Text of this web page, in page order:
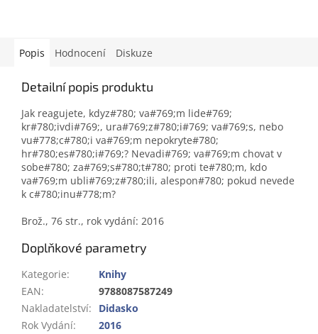
Popis Hodnocení Diskuze
Detailní popis produktu
Jak reagujete, kdyz#780; va#769;m lide#769;
kr#780;ivdi#769;, ura#769;z#780;i#769; va#769;s, nebo
vu#778;c#780;i va#769;m nepokryte#780;
hr#780;es#780;i#769;? Nevadi#769; va#769;m chovat v
sobe#780; za#769;s#780;t#780; proti te#780;m, kdo
va#769;m ubli#769;z#780;ili, alespon#780; pokud nevede
k c#780;inu#778;m?
Brož., 76 str., rok vydání: 2016
Doplňkové parametry
Kategorie:
Knihy
EAN:
9788087587249
Nakladatelství:
Didasko
Rok Vydání:
2016